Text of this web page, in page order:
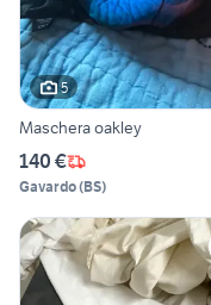
5
Maschera oakley
140 €
Gavardo(BS)